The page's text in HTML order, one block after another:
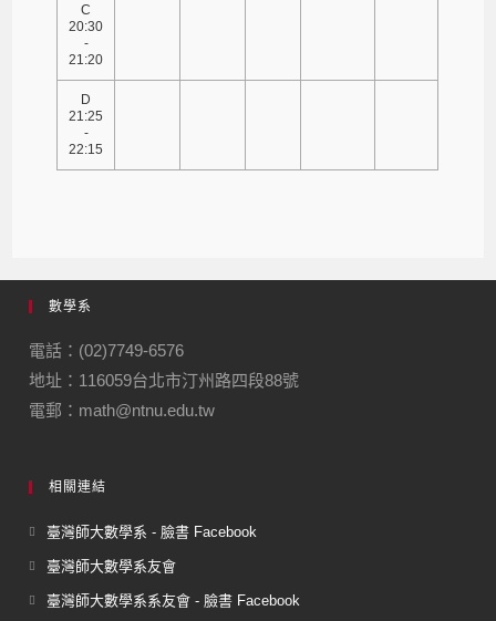
C
20:30
-
21:20
D
21:25
-
22:15
數學系
電話：(02)7749-6576
地址：116059台北市汀州路四段88號
電郵：math@ntnu.edu.tw
相關連結
臺灣師大數學系 - 臉書 Facebook
臺灣師大數學系友會
臺灣師大數學系系友會 - 臉書 Facebook